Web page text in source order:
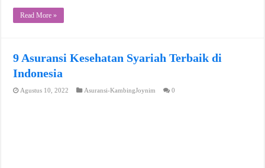
Read More »
9 Asuransi Kesehatan Syariah Terbaik di
Indonesia
Agustus 10, 2022 Asuransi-KambingJoynim 0